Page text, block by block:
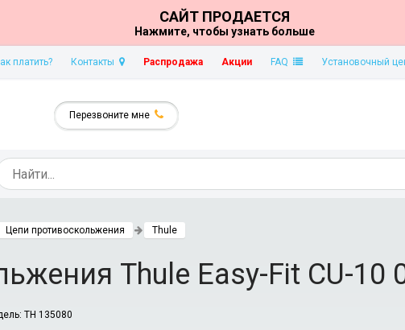
САЙТ ПРОДАЕТСЯ
Нажмите, чтобы узнать больше
платить? Контакты Распродажа Акции FAQ Установочный
Перезвоните мне
Цепи противоскольжения Thule
Thule Easy-Fit CU-10
TH 135080